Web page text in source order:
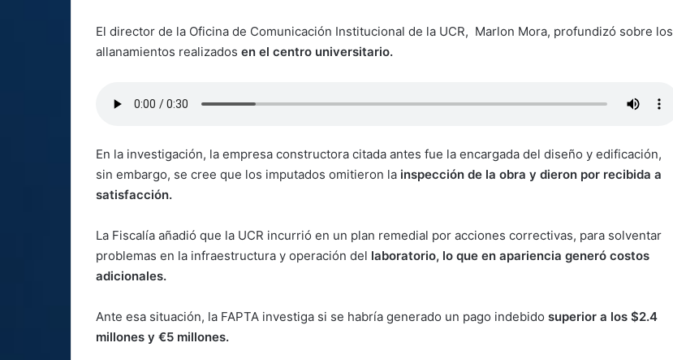
El director de la Oficina de Comunicación Institucional de la UCR, Marlon Mora, profundizó sobre los
allanamientos realizados en el centro universitario.
En la investigación, la empresa constructora citada antes fue la encargada del diseño y edificación,
sin embargo, se cree que los imputados omitieron la inspección de la obra y dieron por recibida a
satisfacción.
La Fiscalía añadió que la UCR incurrió en un plan remedial por acciones correctivas, para solventar
problemas en la infraestructura y operación del laboratorio, lo que en apariencia generó costos
adicionales.
Ante esa situación, la FAPTA investiga si se habría generado un pago indebido superior a los $2.4
millones y €5 millones.